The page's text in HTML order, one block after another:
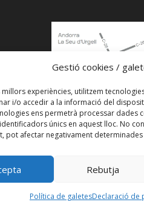
Gestió cookies /
millors experiències, utilitzem
i/o accedir a la informació del
ens permetrà processar dades
únics en aquest lloc. No
pot afectar negativament
Rebutja
Política de galetesDeclaració de